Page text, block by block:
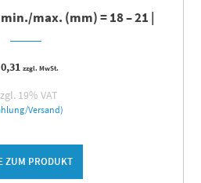
min./max. (mm) = 18 – 21 |
0,31 zzgl. MwSt.
19% VAT
Versand)
ZUM PRODUKT